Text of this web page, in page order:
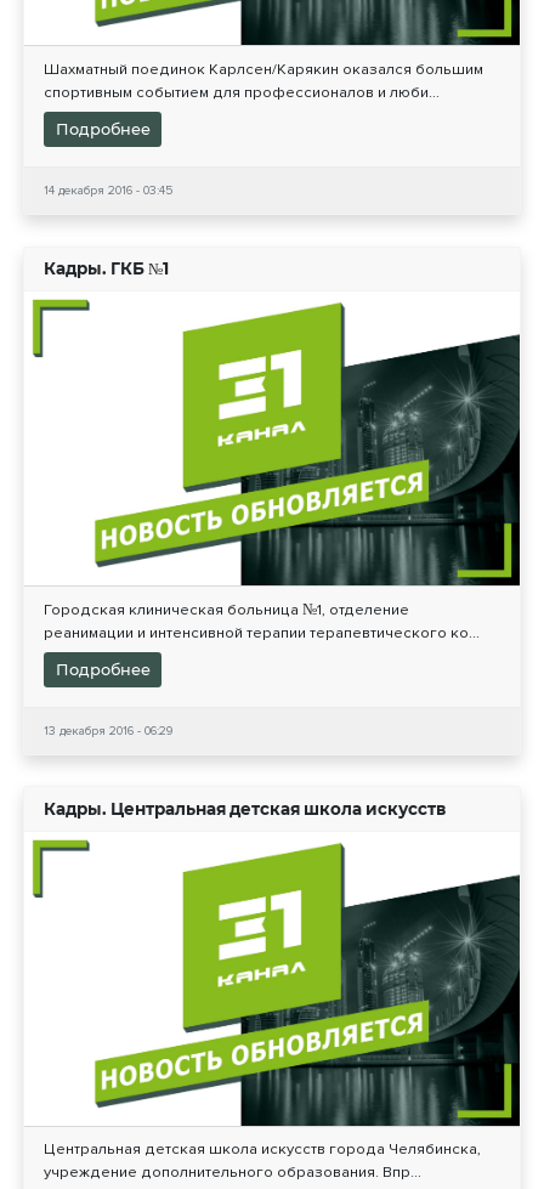
Шахматный поединок Карлсен/Карякин оказался большим
спортивным событием для профессионалов и люби...
Подробнее
14 декабря 2016 - 03:45
Кадры. ГКБ №1
Городская клиническая больница №1, отделение
реанимации и интенсивной терапии терапевтического ко...
Подробнее
13 декабря 2016 - 06:29
Кадры. Центральная детская школа искусств
Центральная детская школа искусств города Челябинска,
учреждение дополнительного образования. Впр...